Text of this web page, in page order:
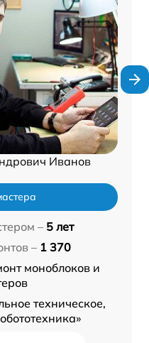
Иванов
– 5 лет
– 1 370
моноблоков и
техническое,